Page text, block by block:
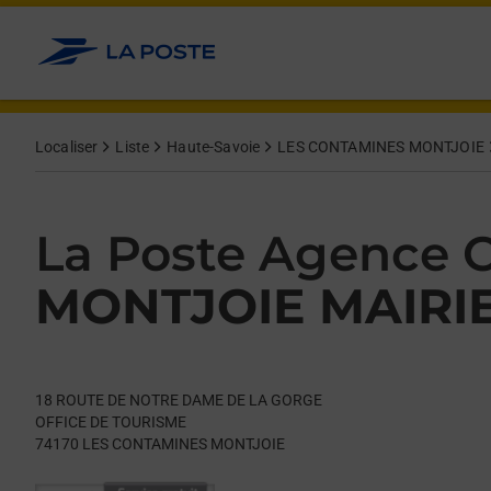
Allez au contenu
Localiser Liste Haute-Savoie LES CONTAMINES MONTJOIE
La Poste Agence
MONTJOIE
18 ROUTE DE NOTRE DAME DE LA GORGE
OFFICE DE TOURISME
74170 LES CONTAMINES MONTJOIE
Day of the WeekHours
Get directions to La Poste Agence Communale at 18 ROUTE DE
lien s'ouvre dans un nouvel onglet